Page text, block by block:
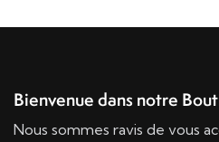
Bienvenue dans notre
Nous sommes ravis de vous